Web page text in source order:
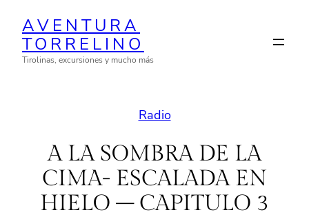
contenido
AVENTURA
TORRELINO
Tirolinas, excursiones y mucho más
Radio
A LA SOMBRA DE LA
CIMA- ESCALADA EN
HIELO – CAPITULO 3